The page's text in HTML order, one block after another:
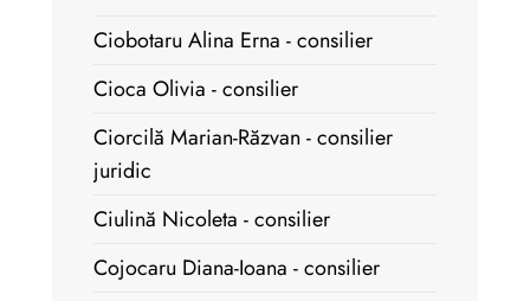
Ciobotaru Alina Erna - consilier
Cioca Olivia - consilier
Ciorcilă Marian-Răzvan - consilier
juridic
Ciulină Nicoleta - consilier
Cojocaru Diana-Ioana - consilier